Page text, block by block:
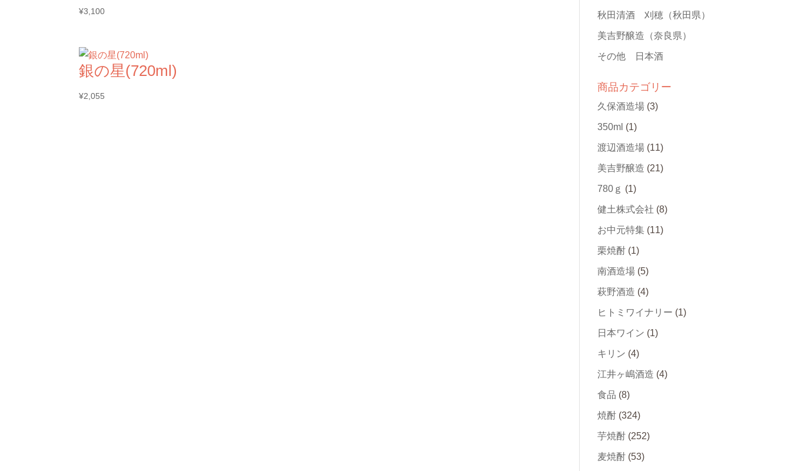
¥3,100
銀の星(720ml)
¥2,055
秋田清酒 刈穂 （秋田県）
美吉野醸造 （奈良県）
その他 日本酒
商品カテゴリー
久保酒造場 (3)
350ml (1)
渡辺酒造場 (11)
美吉野醸造 (21)
780ｇ (1)
健土株式会社 (8)
お中元特集 (11)
栗焼酎 (1)
南酒造場 (5)
萩野酒造 (4)
ヒトミワイナリー (1)
日本ワイン (1)
キリン (4)
江井ヶ嶋酒造 (4)
食品 (8)
焼酎 (324)
芋焼酎 (252)
麦焼酎 (53)